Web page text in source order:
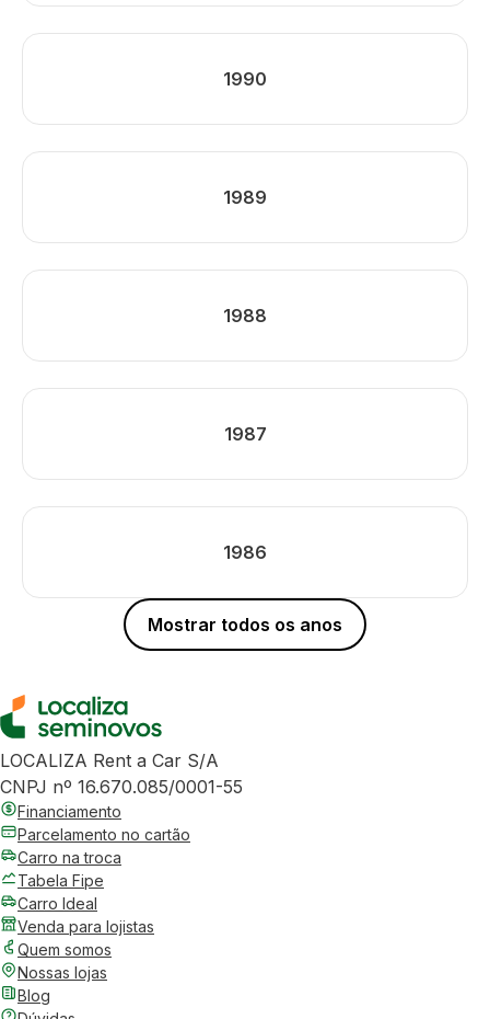
1990
1989
1988
1987
1986
Mostrar todos os anos
LOCALIZA Rent a Car S/A
CNPJ nº 16.670.085/0001-55
Financiamento
Parcelamento no cartão
Carro na troca
Tabela Fipe
Carro Ideal
Venda para lojistas
Quem somos
Nossas lojas
Blog